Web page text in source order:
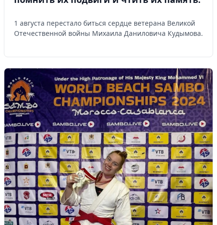
1 августа перестало биться сердце ветерана Великой
Отечественной войны Михаила Даниловича Кудымова.